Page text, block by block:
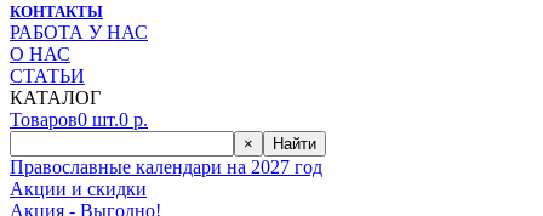
КОНТАКТЫ
РАБОТА У НАС
О НАС
СТАТЬИ
КАТАЛОГ
Товаров0 шт.0 р.
× Найти
Православные календари на 2027 год
Акции и скидки
Акция - Выгодно!